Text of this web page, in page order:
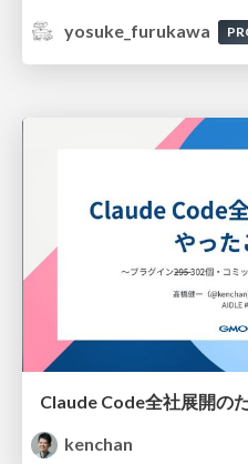
yosuke_furukawa
kenchan